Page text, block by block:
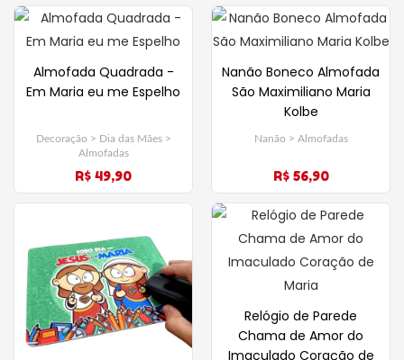
Almofada Quadrada -
Em Maria eu me Espelho
Decoração > Dia das Mães >
Almofadas
R$ 49,90
Nanão Boneco Almofada
São Maximiliano Maria
Kolbe
Nanão > Almofadas
R$ 56,90
Relógio de Parede
Chama de Amor do
Imaculado Coração de